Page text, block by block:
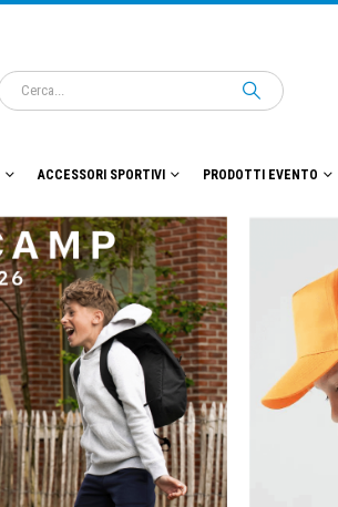
ACCESSORI SPORTIVI PRODOTTI EVENTO